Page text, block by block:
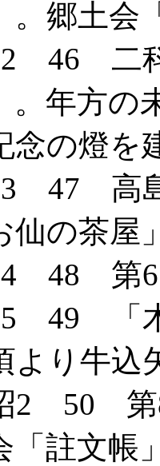
。郷土会
46 二科
。年方
念の燈を
47 高島
仙の茶屋
48 第6
49 「木
り牛込
2 50 第8
「註文帳